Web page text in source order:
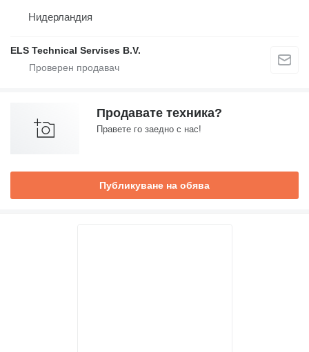
Нидерландия
ELS Technical Servises B.V.
Продавате техника?
Правете го заедно с нас!
Публикуване на обява